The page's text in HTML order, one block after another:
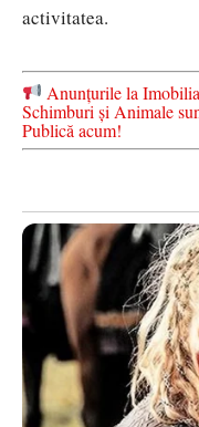
activitatea.
Anunțurile la
Schimburi și Animale
Publică acum!